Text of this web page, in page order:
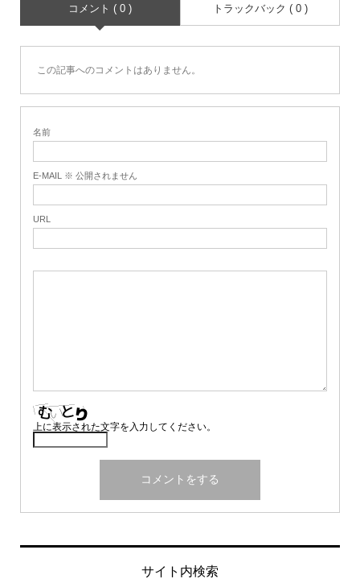
コメント ( 0 ) トラックバック ( 0 )
この記事へのコメントはありません。
名前
E-MAIL ※ 公開されません
URL
上に表示された文字を入力してください。
サイト内検索